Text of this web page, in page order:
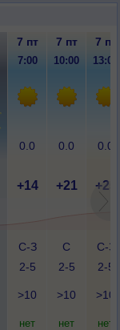
7 пт 7 пт 7 пт
7:00 10:00 13:00
0.0 0.0 0.0
+14 +21 +25
С-З
2-5
С
2-5
С-З
2-5
>10 >10 >10
нет нет нет